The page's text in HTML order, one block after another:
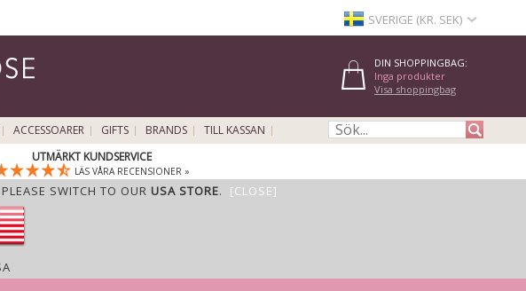
SVERIGE (KR. SEK)
DIN SHOPPINGBAG:
Inga produkter
Visa shoppingbag
ACCESSOARER GIFTS BRANDS
TILL KASSAN
UTMÄRKT KUNDSERVICE
LÄS VÅRA RECENSIONER »
PLEASE SWITCH TO OUR USA STORE. [CLOSE]